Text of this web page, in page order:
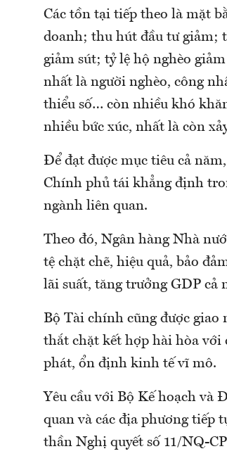
Các tồn tại tiếp theo là mặt
doanh; thu hút đầu tư giảm;
giảm sút; tỷ lệ hộ nghèo
nhất là người nghèo, công
thiểu số… còn nhiều khó
nhiều bức xúc, nhất là còn
Để đạt được mục tiêu cả
Chính phủ tái khẳng định
ngành liên quan.
Theo đó, Ngân hàng Nhà
tệ chặt chẽ, hiệu quả, bảo
lãi suất, tăng trưởng GDP cả
Bộ Tài chính cũng được
thắt chặt kết hợp hài hòa với
phát, ổn định kinh tế vĩ mô.
Yêu cầu với Bộ Kế hoạch và
quan và các địa phương tiếp
thần Nghị quyết số 11/NQ-